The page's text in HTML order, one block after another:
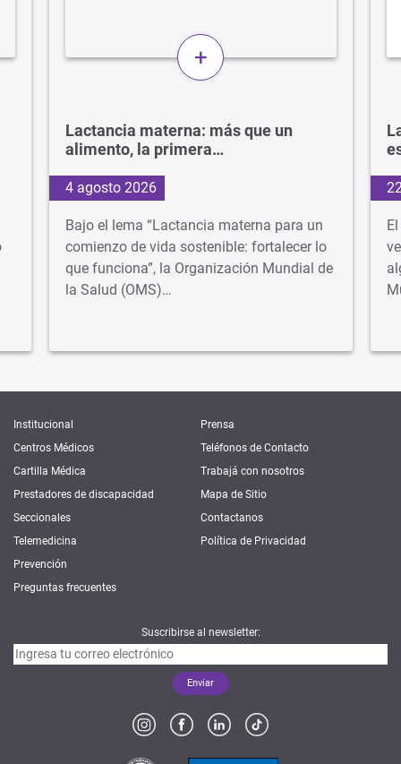
+
Lactancia materna: más que un
alimento, la primera…
4 agosto 2026
Bajo el lema “Lactancia materna para un
comienzo de vida sostenible: fortalecer lo
que funciona”, la Organización Mundial de
la Salud (OMS)…
Institucional
Centros Médicos
Cartilla Médica
Prestadores de discapacidad
Seccionales
Telemedicina
Prevención
Preguntas frecuentes
Prensa
Teléfonos de Contacto
Trabajá con nosotros
Mapa de Sitio
Contactanos
Política de Privacidad
Suscribirse al newsletter: